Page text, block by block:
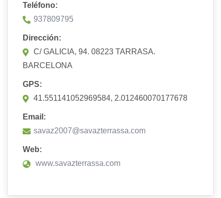
Teléfono:
937809795
Dirección:
C/ GALICIA, 94. 08223 TARRASA.
BARCELONA
GPS:
41.551141052969584, 2.012460070177678
Email:
savaz2007@savazterrassa.com
Web:
www.savazterrassa.com